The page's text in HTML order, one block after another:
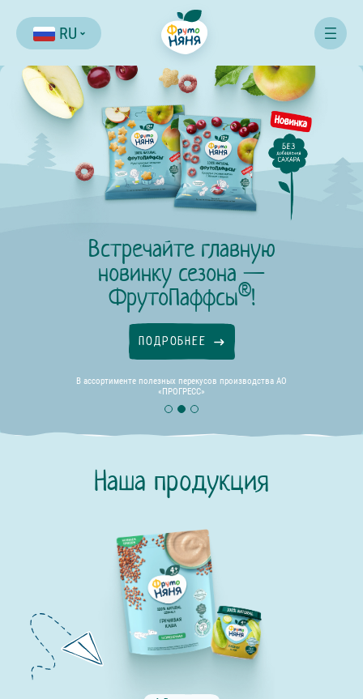
RU
Встречайте главную
новинку сезона —
ФрутоПаффсы®!
ПОДРОБНЕЕ
В ассортименте полезных перекусов производства АО
«ПРОГРЕСС»
Наша продукция